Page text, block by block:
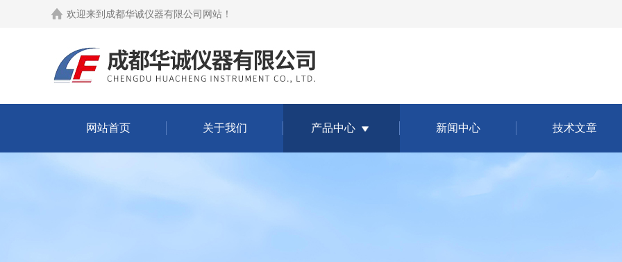
欢迎来到 成都华诚仪器有限公司网站 ！
网站首页 关于我们 产品中心 新闻中心 技术文章